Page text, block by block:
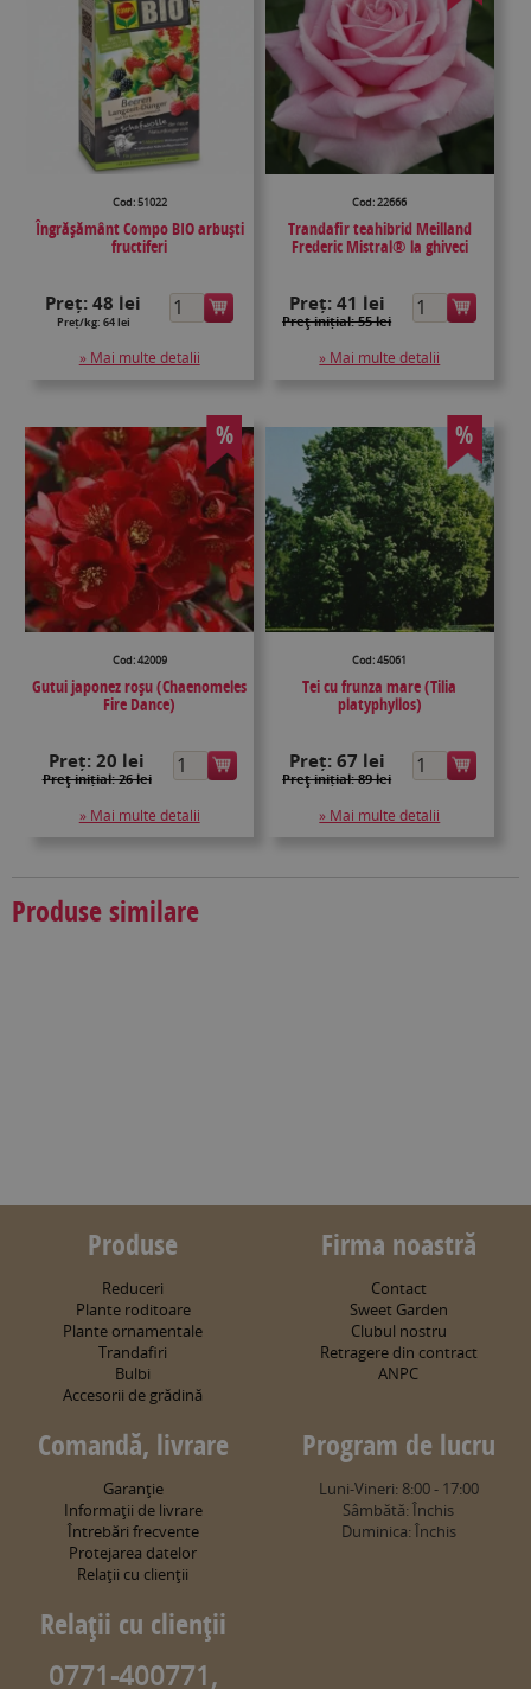
Cod: 51022
Îngrășământ Compo BIO arbuști
fructiferi
Preț:48 lei
Preț/kg: 64 lei
» Mai multe detalii
Cod: 22666
Trandafir teahibrid Meilland
Frederic Mistral® la ghiveci
Preț: 41 lei
Preţ inițial: 55 lei
» Mai multe detalii
%
Cod: 42009
Gutui japonez roșu (Chaenomeles
Fire Dance)
Preț:20 lei
Preţ inițial: 26 lei
» Mai multe detalii
%
Cod: 45061
Tei cu frunza mare (Tilia
platyphyllos)
Preț: 67 lei
Preţ inițial: 89 lei
» Mai multe detalii
Produse similare
Produse
Reduceri
Plante roditoare
Plante ornamentale
Trandafiri
Bulbi
Accesorii de grădină
Firma noastră
Contact
Sweet Garden
Clubul nostru
Retragere din contract
ANPC
Comandă, livrare
Garanţie
Informaţii de livrare
Întrebări frecvente
Protejarea datelor
Relaţii cu clienţii
Program de lucru
Luni-Vineri: 8:00 - 17:00
Sâmbătă: Închis
Duminica: Închis
Relaţii cu clienţii
0771-400771,